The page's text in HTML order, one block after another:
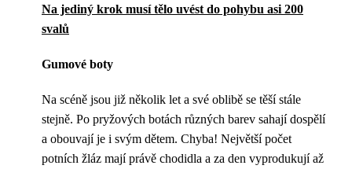
Na jediný krok musí tělo uvést do pohybu asi 200
svalů
Gumové boty
Na scéně jsou již několik let a své oblibě se těší stále
stejně. Po pryžových botách různých barev sahají dospělí
a obouvají je i svým dětem. Chyba! Největší počet
potních žláz mají právě chodidla a za den vyprodukují až